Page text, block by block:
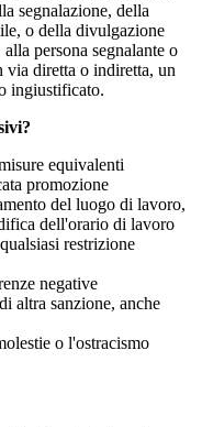
segnalazione, della
o della divulgazione
persona segnalante o
via diretta o indiretta, un
ingiustificato.
equivalenti
promozione
del luogo di lavoro,
dell'orario di lavoro
restrizione
negative
altra sanzione, anche
o l'ostracismo